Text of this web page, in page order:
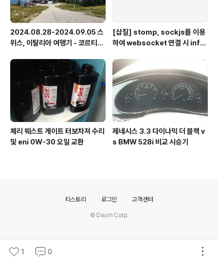
2024.08.28-2024.09.05 스
위스, 이탈리아 여행기 - 코르티나
스
[삽질] stomp, sockjs를 이용
하여 websocket 연결 시 info
체리 웨스트 게이트 터보차져 수리
및 eni 0W-30 오일 교환
제네시스 3.3 다이나믹 더 블랙 v
s BMW 528i 비교 시승기
1 0
티스토리 로그인 고객센터
© Daum Corp.